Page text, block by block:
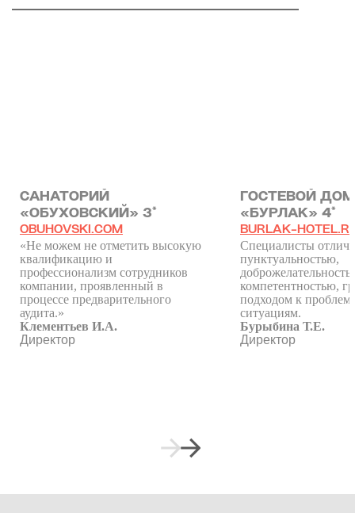
САНАТОРИЙ
«ОБУХОВСКИЙ» 3*
OBUHOVSKI.COM
«Не можем не отметить высокую
квалификацию и
профессионализм сотрудников
компании, проявленный в
процессе предварительного
аудита.»
Клементьев И.А.
Директор
ГОСТЕВОЙ ДОМ
«БУРЛАК» 4*
BURLAK-
Специалисты
пунктуальностью,
компетентностью,
подходом к
ситуациям.
Бурыбина Т.Е.
Директор